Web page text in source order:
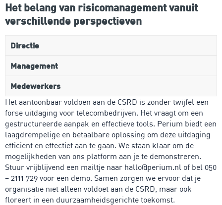
Het belang van risicomanagement vanuit
verschillende perspectieven
Directie
Management
Medewerkers
Het aantoonbaar voldoen aan de CSRD is zonder twijfel een
forse uitdaging voor telecombedrijven. Het vraagt om een
gestructureerde aanpak en effectieve tools. Perium biedt een
laagdrempelige en betaalbare oplossing om deze uitdaging
efficiënt en effectief aan te gaan. We staan klaar om de
mogelijkheden van ons platform aan je te demonstreren.
Stuur vrijblijvend een mailtje naar hallo@perium.nl of bel 050
– 2111 729 voor een demo. Samen zorgen we ervoor dat je
organisatie niet alleen voldoet aan de CSRD, maar ook
floreert in een duurzaamheidsgerichte toekomst.